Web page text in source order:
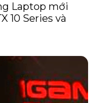
Laptop mới
10 Series và